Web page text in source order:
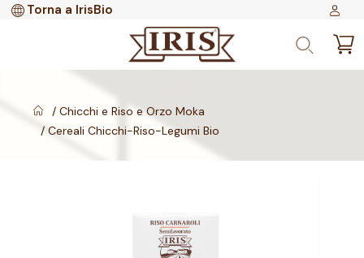
Torna a IrisBio
Chicchi e Riso e Orzo Moka
Cereali Chicchi-Riso-Legumi Bio